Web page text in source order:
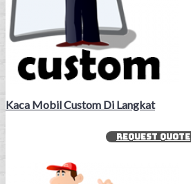
Kaca Mobil Custom Di Langkat
REQUEST QUOTE